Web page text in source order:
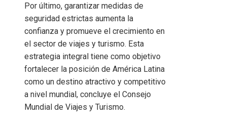
Por último, garantizar medidas de
seguridad estrictas aumenta la
confianza y promueve el crecimiento en
el sector de viajes y turismo. Esta
estrategia integral tiene como objetivo
fortalecer la posición de América Latina
como un destino atractivo y competitivo
a nivel mundial, concluye el Consejo
Mundial de Viajes y Turismo.